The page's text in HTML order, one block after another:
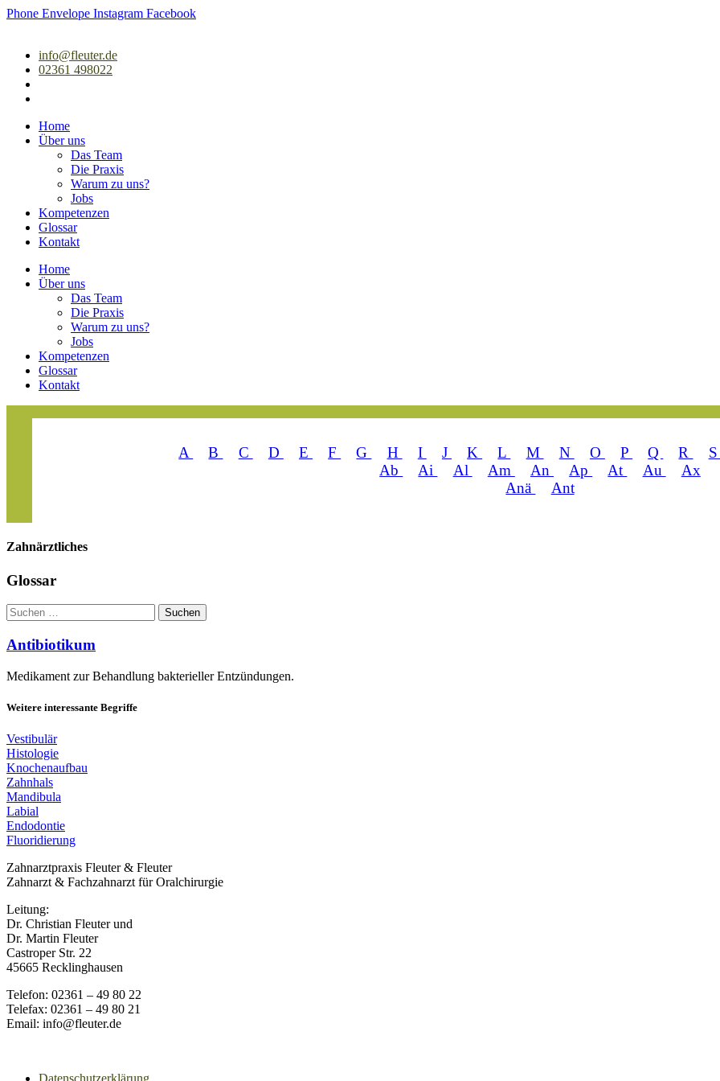
Zum
Phone Envelope Instagram Facebook
info@fleuter.de
02361 498022
Home
Über uns
Das Team
Die Praxis
Warum zu uns?
Jobs
Kompetenzen
Glossar
Kontakt
Home
Über uns
Das Team
Die Praxis
Warum zu uns?
Jobs
Kompetenzen
Glossar
Kontakt
A B C D E F G H I J K L M N O P Q R S
Ab
Ai Al Am An Ap At Au
Ax
Anä
Ant
Zahn­ärztliches
Glossar
Suchen Suchen
Antibiotikum
Medikament zur Behandlung bakterieller Entzündungen.
Weitere interessante Begriffe
Vestibulär
Histologie
Knochenaufbau
Zahnhals
Mandibula
Labial
Endodontie
Fluoridierung
Zahnarztpraxis Fleuter & Fleuter
Zahnarzt & Fachzahnarzt für Oralchirurgie
Leitung:
Dr. Christian Fleuter und
Dr. Martin Fleuter
Castroper Str. 22
45665 Recklinghausen
Telefon: 02361 – 49 80 22
Telefax: 02361 – 49 80 21
Email: info@fleuter.de
Datenschutzerklärung